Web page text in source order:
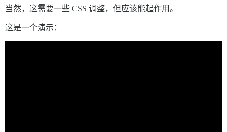
当然，这需要一些 CSS 调整，但应该能起作用。
这是一个演示：